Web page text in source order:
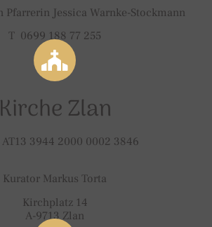
Jessica Warnke-Stockmann
T 0699 188 77 255
Kirche Zlan
AT13 3944 2000 0002 3846
Kurator Markus Torta
Kirchplatz 14
A-9713 Zlan